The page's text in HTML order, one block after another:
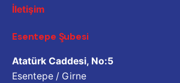
İletişim
Esentepe Şubesi
Atatürk Caddesi, No:5
Esentepe / Girne